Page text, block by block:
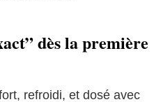
dès la première
refroidi, et dosé avec